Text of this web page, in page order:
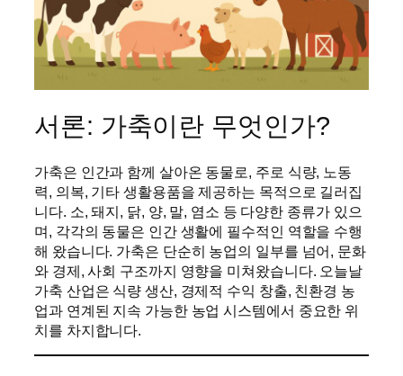
서론: 가축이란 무엇인가?
가축은 인간과 함께 살아온 동물로, 주로 식량, 노동
력, 의복, 기타 생활용품을 제공하는 목적으로 길러집
니다. 소, 돼지, 닭, 양, 말, 염소 등 다양한 종류가 있으
며, 각각의 동물은 인간 생활에 필수적인 역할을 수행
해 왔습니다. 가축은 단순히 농업의 일부를 넘어, 문화
와 경제, 사회 구조까지 영향을 미쳐왔습니다. 오늘날
가축 산업은 식량 생산, 경제적 수익 창출, 친환경 농
업과 연계된 지속 가능한 농업 시스템에서 중요한 위
치를 차지합니다.